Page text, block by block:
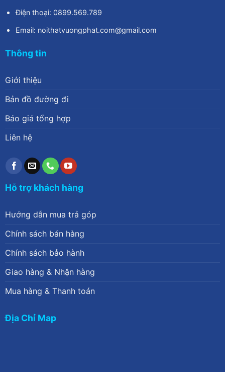
Điện thoại: 0899.569.789
Email: noithatvuongphat.com@gmail.com
Thông tin
Giới thiệu
Bản đồ đường đi
Báo giá tổng hợp
Liên hệ
Hỗ trợ khách hàng
Hướng dẫn mua trả góp
Chính sách bán hàng
Chính sách bảo hành
Giao hàng & Nhận hàng
Mua hàng & Thanh toán
Địa Chỉ Map